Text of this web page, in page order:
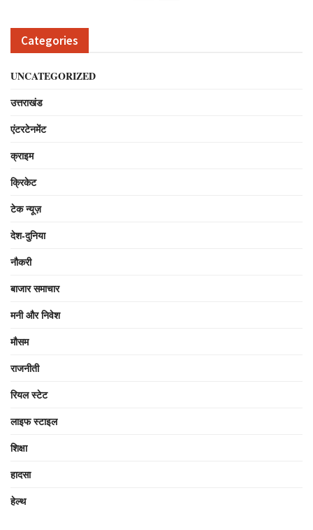
Categories
UNCATEGORIZED
उत्तराखंड
एंटरटेनमेंट
क्राइम
क्रिकेट
टेक न्यूज़
देश-दुनिया
नौकरी
बाजार समाचार
मनी और निवेश
मौसम
राजनीती
रियल स्टेट
लाइफ स्टाइल
शिक्षा
हादसा
हेल्थ